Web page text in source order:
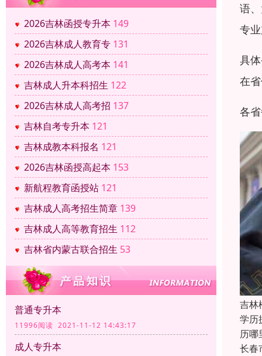
2026吉林函授专升本 149
2026吉林成人教育专 131
2026吉林成人高考本 141
吉林成人升本科招生 122
2026吉林成人高考招 137
吉林自考专升本 121
吉林成教本科报名 121
2026吉林函授高起本 153
新航程教育函授站 121
吉林成人高考招生简章 139
吉林成人高等教育招生 112
吉林省内蒙古联合招生 53
普通专升本
11996阅读 2021-11-12 14:43:17
成人专升本
语
专
具
在
各
吉林
学历
历哪
长春